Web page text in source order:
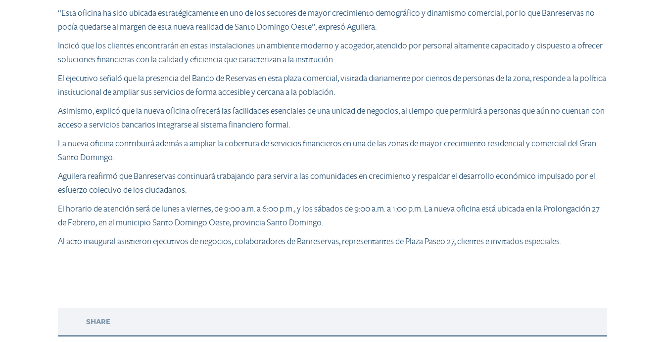
“Esta oficina ha sido ubicada estratégicamente en uno de los sectores de mayor crecimiento demográfico y dinamismo comercial, por lo que Banreservas no
podía quedarse al margen de esta nueva realidad de Santo Domingo Oeste”, expresó Aguilera.
Indicó que los clientes encontrarán en estas instalaciones un ambiente moderno y acogedor, atendido por personal altamente capacitado y dispuesto a ofrecer
soluciones financieras con la calidad y eficiencia que caracterizan a la institución.
El ejecutivo señaló que la presencia del Banco de Reservas en esta plaza comercial, visitada diariamente por cientos de personas de la zona, responde a la política
institucional de ampliar sus servicios de forma accesible y cercana a la población.
Asimismo, explicó que la nueva oficina ofrecerá las facilidades esenciales de una unidad de negocios, al tiempo que permitirá a personas que aún no cuentan con
acceso a servicios bancarios integrarse al sistema financiero formal.
La nueva oficina contribuirá además a ampliar la cobertura de servicios financieros en una de las zonas de mayor crecimiento residencial y comercial del Gran
Santo Domingo.
Aguilera reafirmó que Banreservas continuará trabajando para servir a las comunidades en crecimiento y respaldar el desarrollo económico impulsado por el
esfuerzo colectivo de los ciudadanos.
El horario de atención será de lunes a viernes, de 9:00 a.m. a 6:00 p.m., y los sábados de 9:00 a.m. a 1:00 p.m. La nueva oficina está ubicada en la Prolongación 27
de Febrero, en el municipio Santo Domingo Oeste, provincia Santo Domingo.
Al acto inaugural asistieron ejecutivos de negocios, colaboradores de Banreservas, representantes de Plaza Paseo 27, clientes e invitados especiales.
SHARE